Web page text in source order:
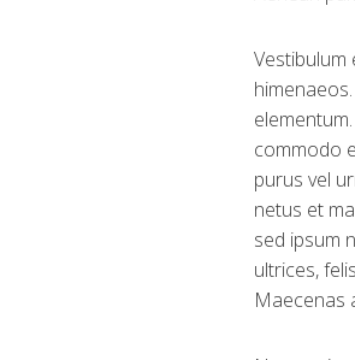
commodo
purus vel
netus et
sed ipsum
ultrices,
Maecenas